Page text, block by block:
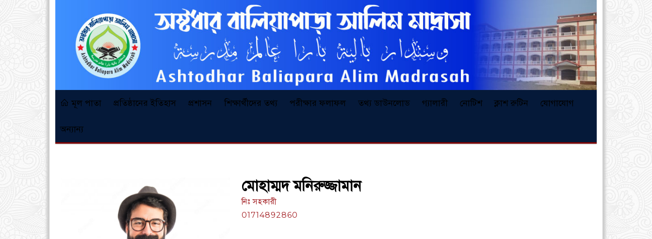
মূল পাতা প্রতিষ্ঠানের ইতিহাস প্রশাসন শিক্ষার্থীদের তথ্য পরীক্ষার ফলাফল তথ্য ডাউনলোড গ্যালারী নোটিশ ক্লাশ রুটিন যোগাযোগ
অন্যান্য
মোহাম্মদ মনিরুজ্জামান
নিঃ সহকারী
01714892860